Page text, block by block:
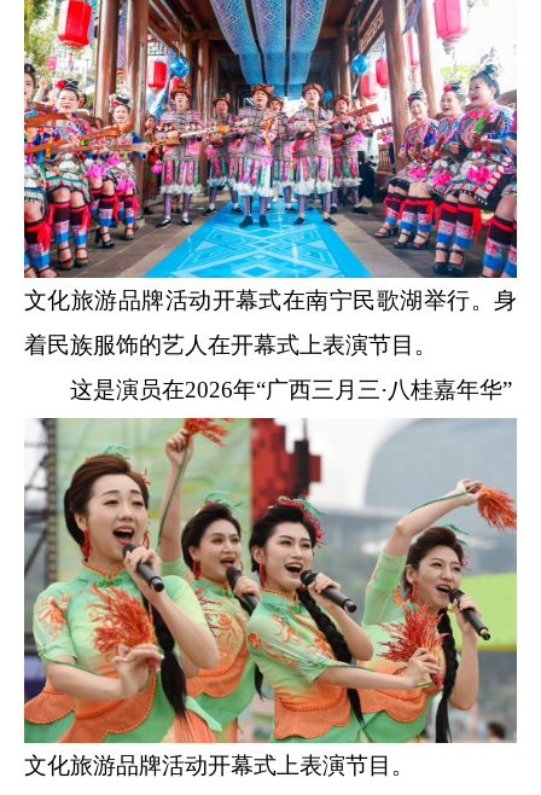
文化旅游品牌活动开幕式在南宁民歌湖举行。身
着民族服饰的艺人在开幕式上表演节目。
这是演员在2026年“广西三月三·八桂嘉年华”
文化旅游品牌活动开幕式上表演节目。